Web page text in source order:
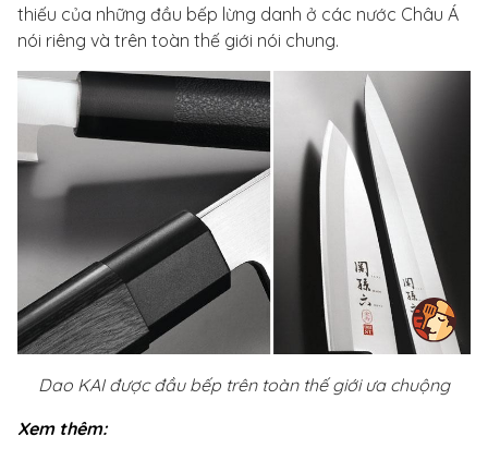
thiếu của những đầu bếp lừng danh ở các nước Châu Á
nói riêng và trên toàn thế giới nói chung.
Dao KAI được đầu bếp trên toàn thế giới ưa chuộng
Xem thêm: